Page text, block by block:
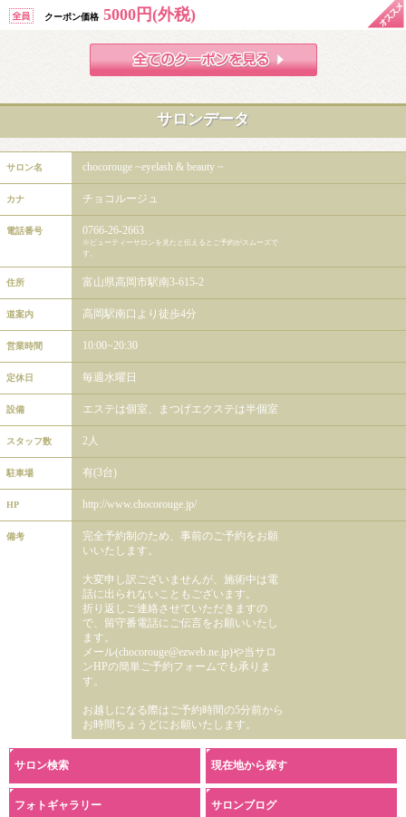
クーポン価格 5000円(外税)
サロンデータ
サロン名 chocorouge ~eyelash & beauty ~
カナ チョコルージュ
電話番号 0766-26-2663
※ビューティーサロンを見たと伝えるとご予約がスムーズで
す。
住所 富山県高岡市駅南3-615-2
道案内 高岡駅南口より徒歩4分
営業時間 10:00~20:30
定休日 毎週水曜日
設備 エステは個室、まつげエクステは半個室
スタッフ数 2人
駐車場 有(3台)
HP http://www.chocorouge.jp/
備考
完全予約制のため、事前のご予約をお願
いいたします。
大変申し訳ございませんが、施術中は電
話に出られないこともございます。
折り返しご連絡させていただきますの
で、留守番電話にご伝言をお願いいたし
ます。
メール(chocorouge@ezweb.ne.jp)や当サロ
ンHPの簡単ご予約フォームでも承りま
す。
お越しになる際はご予約時間の5分前から
お時間ちょうどにお願いたします。
サロン検索 現在地から探す
フォトギャラリー サロンブログ